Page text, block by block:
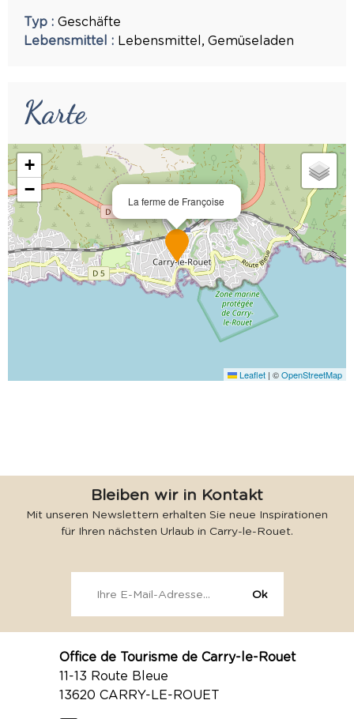
Typ : Geschäfte
Lebensmittel : Lebensmittel Gemüseladen
Karte
La ferme de Françoise
+
−
Leaflet | ©OpenStreetMap
Bleiben wir in Kontakt
Mit unseren Newslettern erhalten Sie neue Inspirationen
für Ihren nächsten Urlaub in Carry-le-Rouet.
Office de Tourisme de Carry-le-Rouet
11-13 Route Bleue
13620 CARRY-LE-ROUET